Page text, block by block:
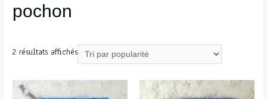
pochon
2 résultats affichés